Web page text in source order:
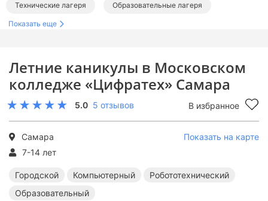
Летние каникулы в Московском
колледже «Цифратех» Самара
5.0 5 отзывов В избранное
Самара
Показать на карте
7-14 лет
Городской Компьютерный
Робототехнический
Образовательный
Технические лагеря Образовательные лагеря
Лагеря на лето
Летние лагеря программирования
Летние компьютерные лагеря
Летние технические лагеря
Летние образовательные лагеря
Показать еще